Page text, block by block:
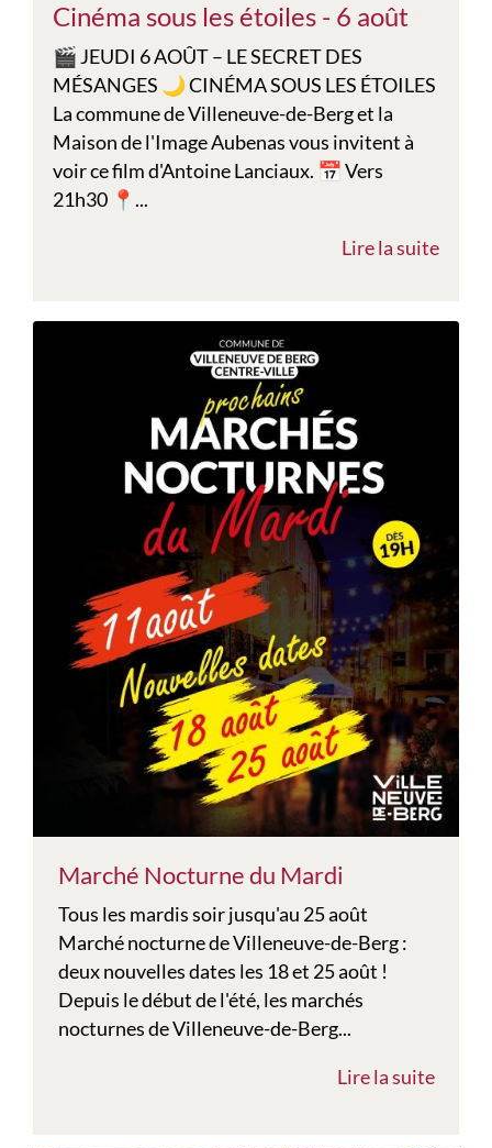
Cinéma sous les étoiles - 6 août
🎬 JEUDI 6 AOÛT – LE SECRET DES
MÉSANGES 🌙 CINÉMA SOUS LES ÉTOILES
La commune de Villeneuve-de-Berg et la
Maison de l'Image Aubenas vous invitent à
voir ce film d'Antoine Lanciaux. 📅 Vers
21h30 📍...
Lire la suite
Marché Nocturne du Mardi
Tous les mardis soir jusqu'au 25 août
Marché nocturne de Villeneuve-de-Berg :
deux nouvelles dates les 18 et 25 août !
Depuis le début de l'été, les marchés
nocturnes de Villeneuve-de-Berg...
Lire la suite